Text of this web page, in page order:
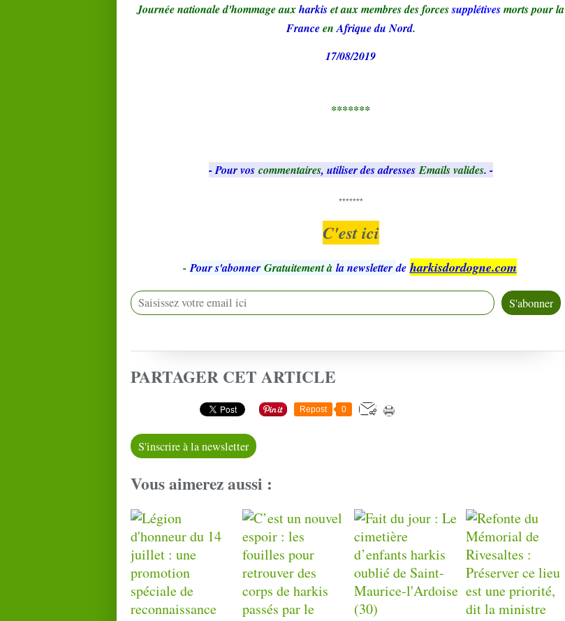
Journée nationale d'hommage auxharkiset aux membres des forcessupplétivesmorts pour la
FranceenAfrique du Nord.
17/08/2019
*******
- Pour vos commentaires, utiliser des adresses Emails valides. -
*******
C'est ici
- Pour s'abonner Gratuitement à la newsletter de harkisdordogne.com
PARTAGER CET ARTICLE
Repost 0
S'inscrire à la newsletter
Vous aimerez aussi :